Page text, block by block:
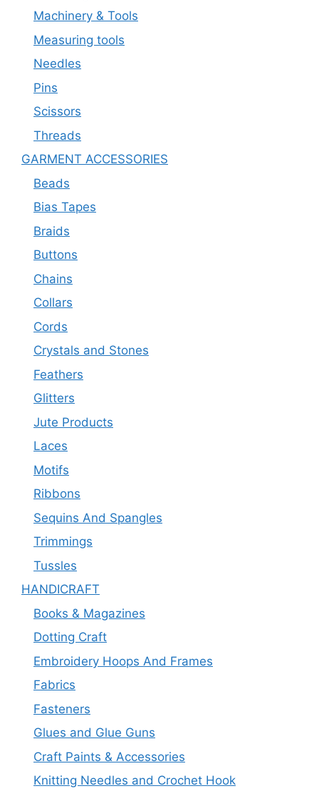
Machinery & Tools
Measuring tools
Needles
Pins
Scissors
Threads
GARMENT ACCESSORIES
Beads
Bias Tapes
Braids
Buttons
Chains
Collars
Cords
Crystals and Stones
Feathers
Glitters
Jute Products
Laces
Motifs
Ribbons
Sequins And Spangles
Trimmings
Tussles
HANDICRAFT
Books & Magazines
Dotting Craft
Embroidery Hoops And Frames
Fabrics
Fasteners
Glues and Glue Guns
Craft Paints & Accessories
Knitting Needles and Crochet Hook